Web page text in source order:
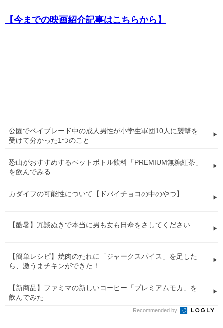
【今までの映画紹介記事はこちらから】
公園でベイブレード中の成人男性が小学生軍団10人に襲撃を
受けて分かった1つのこと
恐山がおすすめするペットボトル飲料「PREMIUM無糖紅茶」
を飲んでみる
カダイフの可能性について【ドバイチョコの中のやつ】
【酷暑】冗談ぬきで本当に男も女も日傘をさしてください
【簡単レシピ】焼肉のたれに「ジャークスパイス」を足した
ら、激うまチキンができた！...
【新商品】ファミマの新しいコーヒー「プレミアムモカ」を
飲んでみた
Recommended by